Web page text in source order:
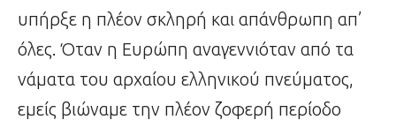
υπήρξε η πλέον σκληρή και απάνθρωπη απ’
όλες. Όταν η Ευρώπη αναγεννιόταν από τα
νάματα του αρχαίου ελληνικού πνεύματος,
εμείς βιώναμε την πλέον ζοφερή περίοδο